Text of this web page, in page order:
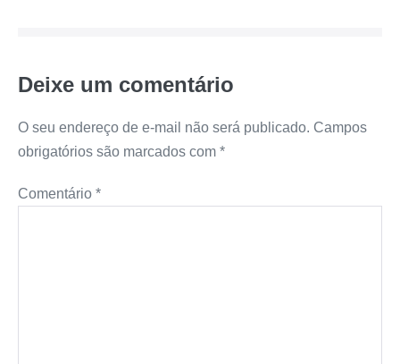
Deixe um comentário
O seu endereço de e-mail não será publicado. Campos
obrigatórios são marcados com *
Comentário *